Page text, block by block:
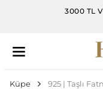
3000 TL VE
Küpe 925 | Taşlı